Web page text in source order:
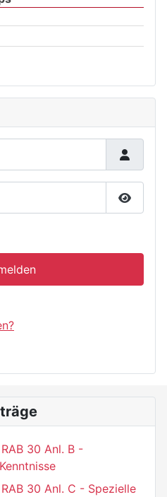
30 Anl. B -
30 Anl. C - Spezielle